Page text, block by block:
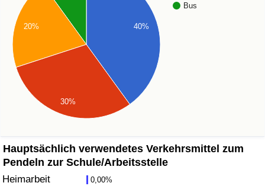
Bus
40%
20%
30%
Hauptsächlich verwendetes Verkehrsmittel zum
Pendeln zur Schule/Arbeitsstelle
Heimarbeit 0,00%
Gesundheitsversorgung
Gesundheitsversorgungs-Index (aktuell)
Gesundheitsversorgungs-Index
Gesundheitsversorgungs-Index nach Land
Umweltverschmutzung
Umweltverschmutzungs-Index (aktuell)